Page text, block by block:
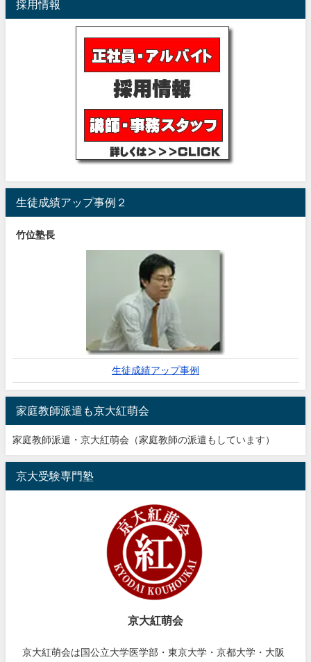
採用情報
生徒成績アップ事例２
竹位塾長
生徒成績アップ事例
家庭教師派遣も京大紅萌会
家庭教師派遣・京大紅萌会（家庭教師の派遣もしています）
京大受験専門塾
京大紅萌会
京大紅萌会は国公立大学医学部・東京大学・京都大学・大阪